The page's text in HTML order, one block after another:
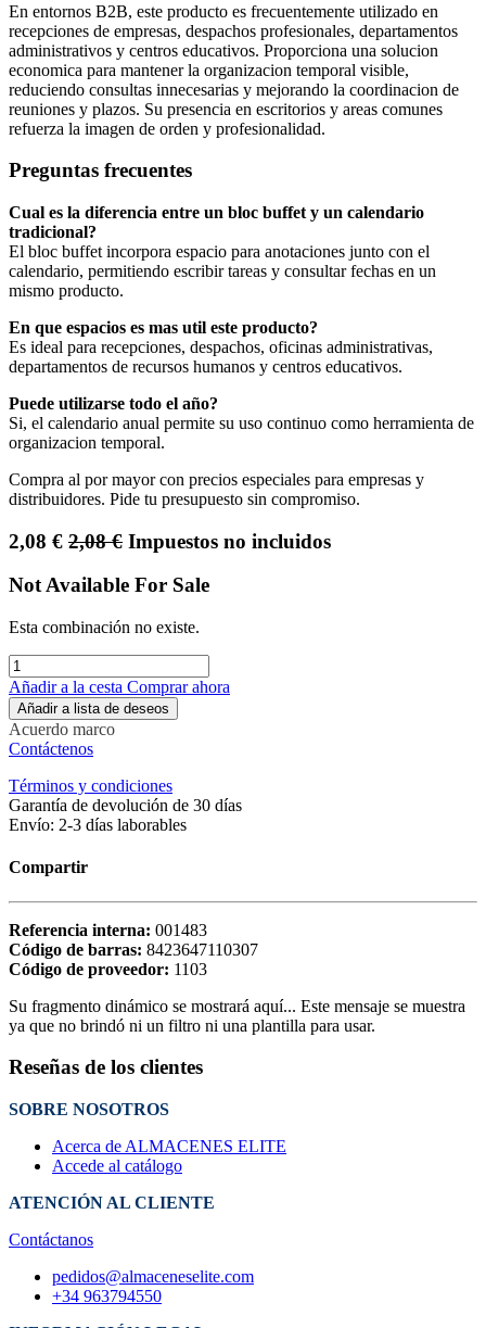
En entornos B2B, este producto es frecuentemente utilizado en
recepciones de empresas, despachos profesionales, departamentos
administrativos y centros educativos. Proporciona una solucion
economica para mantener la organizacion temporal visible,
reduciendo consultas innecesarias y mejorando la coordinacion de
reuniones y plazos. Su presencia en escritorios y areas comunes
refuerza la imagen de orden y profesionalidad.
Preguntas frecuentes
Cual es la diferencia entre un bloc buffet y un calendario
tradicional?
El bloc buffet incorpora espacio para anotaciones junto con el
calendario, permitiendo escribir tareas y consultar fechas en un
mismo producto.
En que espacios es mas util este producto?
Es ideal para recepciones, despachos, oficinas administrativas,
departamentos de recursos humanos y centros educativos.
Puede utilizarse todo el año?
Si, el calendario anual permite su uso continuo como herramienta de
organizacion temporal.
Compra al por mayor con precios especiales para empresas y
distribuidores. Pide tu presupuesto sin compromiso.
2,08 € 2,08€ Impuestos no incluidos
Not Available For Sale
Esta combinación no existe.
Añadir a la cesta Comprar ahora
Añadir a lista de deseos
Acuerdo marco
Contáctenos
Términos y condiciones
Garantía de devolución de 30 días
Envío: 2-3 días laborables
Compartir
Referencia interna: 001483
Código de barras: 8423647110307
Código de proveedor: 1103
Su fragmento dinámico se mostrará aquí... Este mensaje se muestra
ya que no brindó ni un filtro ni una plantilla para usar.
Reseñas de los clientes
SOBRE NOSOTROS
Acerca de ALMACENES ELITE
Accede al catálogo
ATENCIÓN AL CLIENTE
Contáctanos
pedidos@almaceneselite.com
+34 963794550